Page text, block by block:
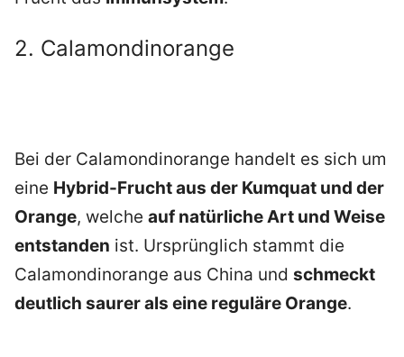
2. Calamondinorange
Bei der Calamondinorange handelt es sich um
eine Hybrid-Frucht aus der Kumquat und der
Orange, welche auf natürliche Art und Weise
entstanden ist. Ursprünglich stammt die
Calamondinorange aus China und schmeckt
deutlich saurer als eine reguläre Orange.